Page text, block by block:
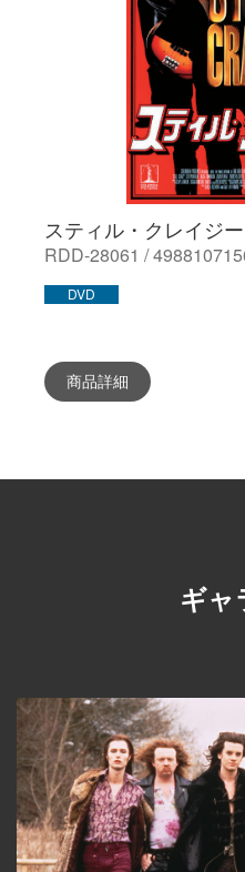
スティル・クレイジ
RDD-28061 /
DVD
商品詳細
ギャ